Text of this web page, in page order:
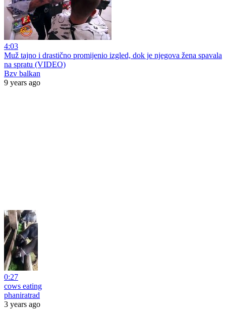
4:03
Muž tajno i drastično promijenio izgled, dok je njegova žena spavala
na spratu (VIDEO)
Bzv balkan
9 years ago
0:27
cows eating
phaniratrad
3 years ago